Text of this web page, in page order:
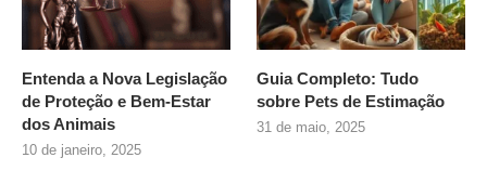
Entenda a Nova Legislação
de Proteção e Bem-Estar
dos Animais
10 de janeiro, 2025
Guia Completo: Tudo
sobre Pets de Estimação
31 de maio, 2025